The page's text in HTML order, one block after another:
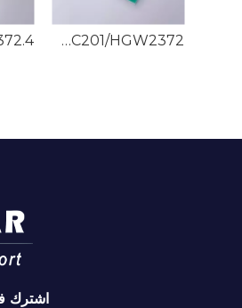
G-10/EPGC201/HGW2372 صفائح زجاج الإيبوكسي
اشترك